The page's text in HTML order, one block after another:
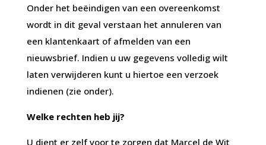
Onder het beëindigen van een overeenkomst
wordt in dit geval verstaan het annuleren van
een klantenkaart of afmelden van een
nieuwsbrief. Indien u uw gegevens volledig wilt
laten verwijderen kunt u hiertoe een verzoek
indienen (zie onder).
Welke rechten heb jij?
U dient er zelf voor te zorgen dat Marcel de Wit